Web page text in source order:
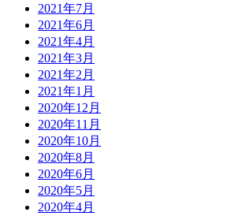
2021年7月
2021年6月
2021年4月
2021年3月
2021年2月
2021年1月
2020年12月
2020年11月
2020年10月
2020年8月
2020年6月
2020年5月
2020年4月